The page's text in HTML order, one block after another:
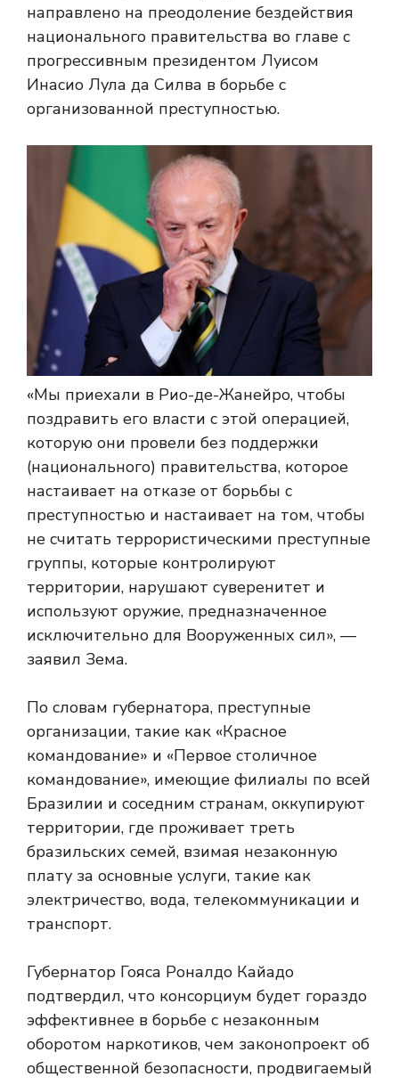
направлено на преодоление бездействия
национального правительства во главе с
прогрессивным президентом Луисом
Инасио Лула да Силва в борьбе с
организованной преступностью.
«Мы приехали в Рио-де-Жанейро, чтобы
поздравить его власти с этой операцией,
которую они провели без поддержки
(национального) правительства, которое
настаивает на отказе от борьбы с
преступностью и настаивает на том, чтобы
не считать террористическими преступные
группы, которые контролируют
территории, нарушают суверенитет и
используют оружие, предназначенное
исключительно для Вооруженных сил», —
заявил Зема.
По словам губернатора, преступные
организации, такие как «Красное
командование» и «Первое столичное
командование», имеющие филиалы по всей
Бразилии и соседним странам, оккупируют
территории, где проживает треть
бразильских семей, взимая незаконную
плату за основные услуги, такие как
электричество, вода, телекоммуникации и
транспорт.
Губернатор Гояса Роналдо Кайадо
подтвердил, что консорциум будет гораздо
эффективнее в борьбе с незаконным
оборотом наркотиков, чем законопроект об
общественной безопасности, продвигаемый